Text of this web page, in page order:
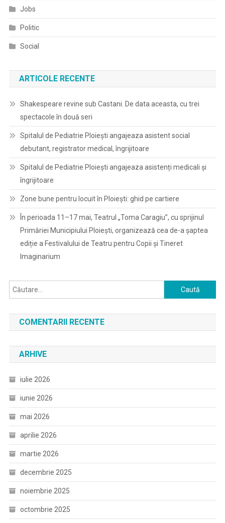
Jobs
Politic
Social
ARTICOLE RECENTE
Shakespeare revine sub Castani. De data aceasta, cu trei
spectacole în două seri
Spitalul de Pediatrie Ploieşti angajeaza asistent social
debutant, registrator medical, îngrijitoare
Spitalul de Pediatrie Ploieşti angajeaza asistenți medicali și
îngrijitoare
Zone bune pentru locuit în Ploiești: ghid pe cartiere
În perioada 11–17 mai, Teatrul „Toma Caragiu”, cu sprijinul
Primăriei Municipiului Ploiești, organizează cea de-a șaptea
ediție a Festivalului de Teatru pentru Copii și Tineret
Imaginarium
Caută
după:
COMENTARII RECENTE
ARHIVE
iulie 2026
iunie 2026
mai 2026
aprilie 2026
martie 2026
decembrie 2025
noiembrie 2025
octombrie 2025